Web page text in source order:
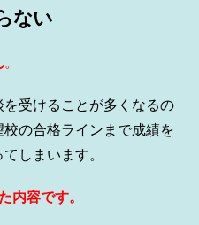
ない
。
受けることが多くなるの
の合格ラインまで成績を
しまいます。
内容です。